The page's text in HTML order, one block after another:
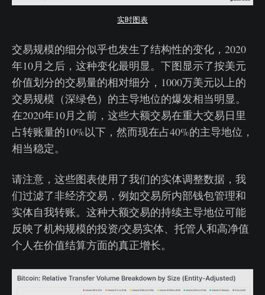
实时图表
交易规模的细分似乎也发生了结构性的变化，2020
年10月之后，这种变化最明显。下图显示了按美元
价值划分的交易量的相对细分，1000万美元以上的
交易规模（深绿色）的主导地位的爆发相当明显。
在2020年10月之前，这些大额交易在重大交易日里
占转账量的10%以下，然而现在占40%的主导地位，
相当稳定。
请注意，这些图表使用了我们的实体调整数据，我
们过滤了非经济交易，例如交易所内部钱包管理和
实体自我转账。这种大额交易的持续主导地位可能
反映了机构规模的投资/交易实体、托管人和高净值
个人在价值结算方面的真正增长。